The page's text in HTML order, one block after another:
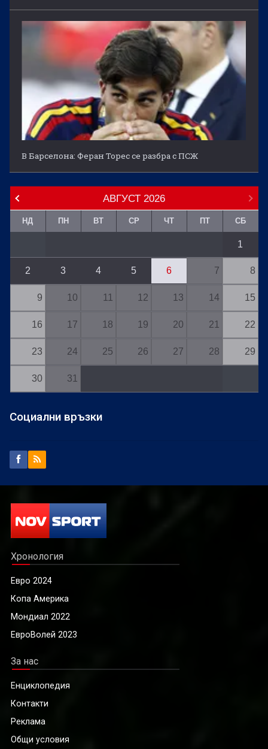
В Барселона: Феран Торес се разбра с ПСЖ
АВГУСТ 2026
НД ПН ВТ СР ЧТ ПТ СБ
1
2 3 4 5 6 7 8
9 10 11 12 13 14 15
16 17 18 19 20 21 22
23 24 25 26 27 28 29
30 31
Социални връзки
Хронология
Евро 2024
Копа Америка
Мондиал 2022
ЕвроВолей 2023
За нас
Енциклопедия
Контакти
Реклама
Общи условия